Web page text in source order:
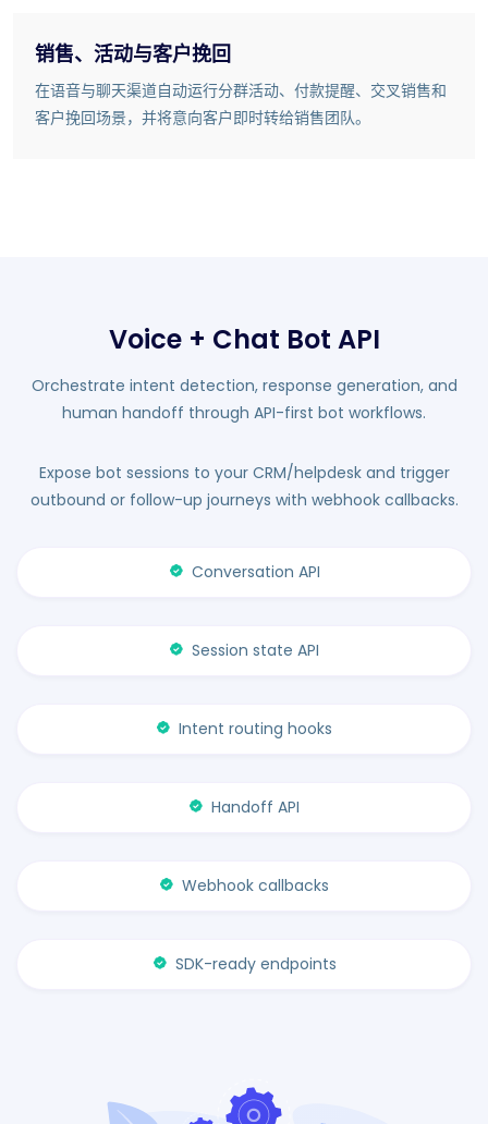
销售、活动与客户挽回
在语音与聊天渠道自动运行分群活动、付款提醒、交叉销售和
客户挽回场景，并将意向客户即时转给销售团队。
Voice + Chat Bot API
Orchestrate intent detection, response generation, and
human handoff through API-first bot workflows.
Expose bot sessions to your CRM/helpdesk and trigger
outbound or follow-up journeys with webhook callbacks.
Conversation API
Session state API
Intent routing hooks
Handoff API
Webhook callbacks
SDK-ready endpoints